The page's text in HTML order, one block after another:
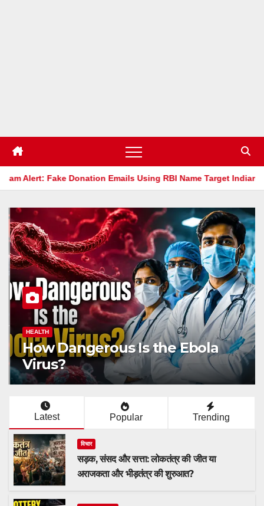
Emails Using RBI Name Target Indian Users How
HEALTH
How Dangerous Is the Ebola
Virus?
Latest Popular Trending
विचार
सड़क, संसद और सत्ता: लोकतंत्र की जीत या
अराजकता और भीड़तंत्र की शुरुआत?